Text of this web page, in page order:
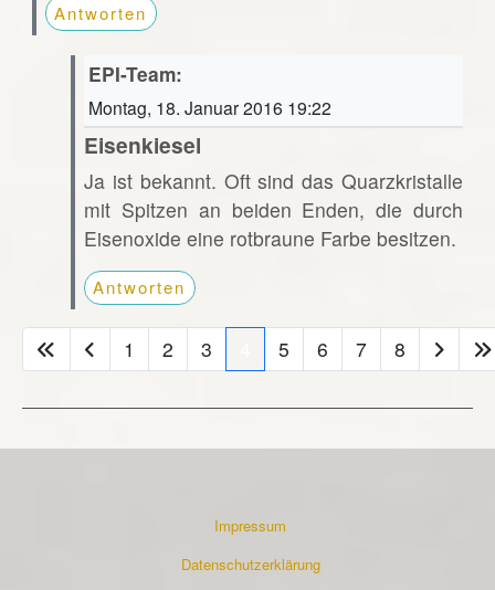
Antworten
EPI-Team:
Montag, 18. Januar 2016 19:22
Eisenkiesel
Ja ist bekannt. Oft sind das Quarzkristalle
mit Spitzen an beiden Enden, die durch
Eisenoxide eine rotbraune Farbe besitzen.
Antworten
1 2 3 5 6 7 8
Impressum
Datenschutzerklärung